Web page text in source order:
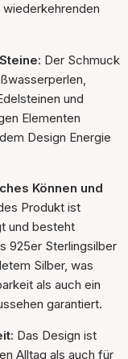
wiederkehrenden
Der Schmuck
und
Elementen
Design Energie
Können und
Produkt ist
und besteht
925er Sterlingsilber
Silber, was
als auch ein
garantiert.
Das Design ist
Alltag als auch für